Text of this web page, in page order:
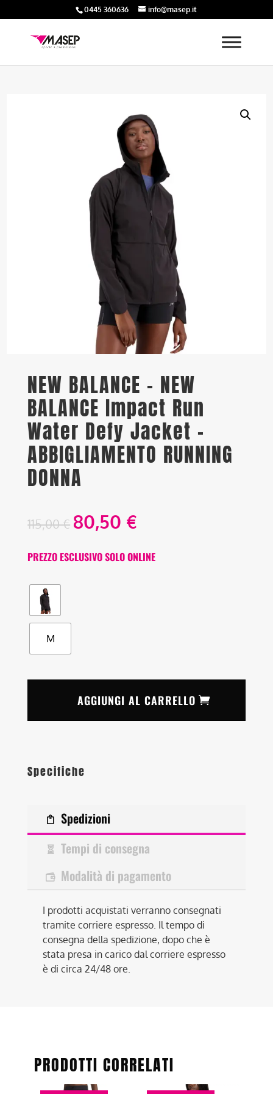
0445 360636 info@masep.it
NEW BALANCE – NEW
BALANCE Impact Run
Water Defy Jacket –
ABBIGLIAMENTO RUNNING
DONNA
115,00€ 80,50 €
PREZZO ESCLUSIVO SOLO ONLINE
M
AGGIUNGI AL CARRELLO
Specifiche
Spedizioni
Tempi di consegna
Modalità di pagamento
I prodotti acquistati verranno consegnati
tramite corriere espresso. Il tempo di
consegna della spedizione, dopo che è
stata presa in carico dal corriere espresso
è di circa 24/48 ore.
PRODOTTI CORRELATI